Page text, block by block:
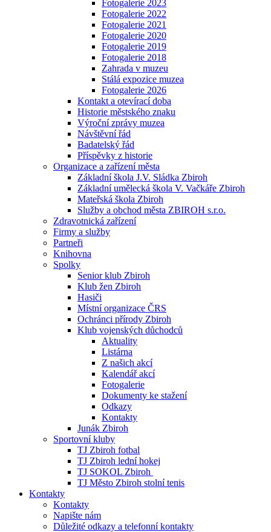
Fotogalerie 2023
Fotogalerie 2022
Fotogalerie 2021
Fotogalerie 2020
Fotogalerie 2019
Fotogalerie 2018
Zahrada v muzeu
Stálá expozice muzea
Fotogalerie 2026
Kontakt a otevírací doba
Historie městského znaku
Výroční zprávy muzea
Návštěvní řád
Badatelský řád
Příspěvky z historie
Organizace a zařízení města
Základní škola J.V. Sládka Zbiroh
Základní umělecká škola V. Vačkáře Zbiroh
Mateřská škola Zbiroh
Služby a obchod města ZBIROH s.r.o.
Zdravotnická zařízení
Firmy a služby
Partneři
Knihovna
Spolky
Senior klub Zbiroh
Klub žen Zbiroh
Hasiči
Místní organizace ČRS
Ochránci přírody Zbiroh
Klub vojenských důchodců
Aktuality
Listárna
Z našich akcí
Kalendář akcí
Fotogalerie
Dokumenty ke stažení
Odkazy
Kontakty
Junák Zbiroh
Sportovní kluby
TJ Zbiroh fotbal
TJ Zbiroh lední hokej
TJ SOKOL Zbiroh
TJ Město Zbiroh stolní tenis
Kontakty
Kontakty
Napište nám
Důležité odkazy a telefonní kontakty